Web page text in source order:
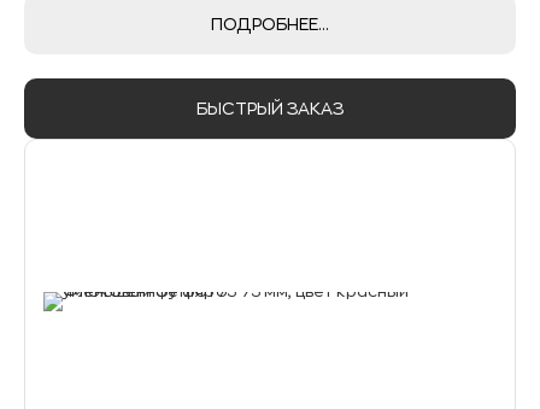
ПОДРОБНЕЕ...
БЫСТРЫЙ ЗАКАЗ